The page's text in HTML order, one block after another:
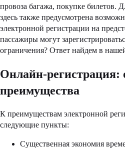
провоза багажа, покупке билетов.
здесь также предусмотрена
электронной регистрации на
пассажиры могут
ограничения? Ответ найдем в
Онлайн-регистрация:
преимущества
К преимуществам электронной
следующие пункты:
Существенная экономия